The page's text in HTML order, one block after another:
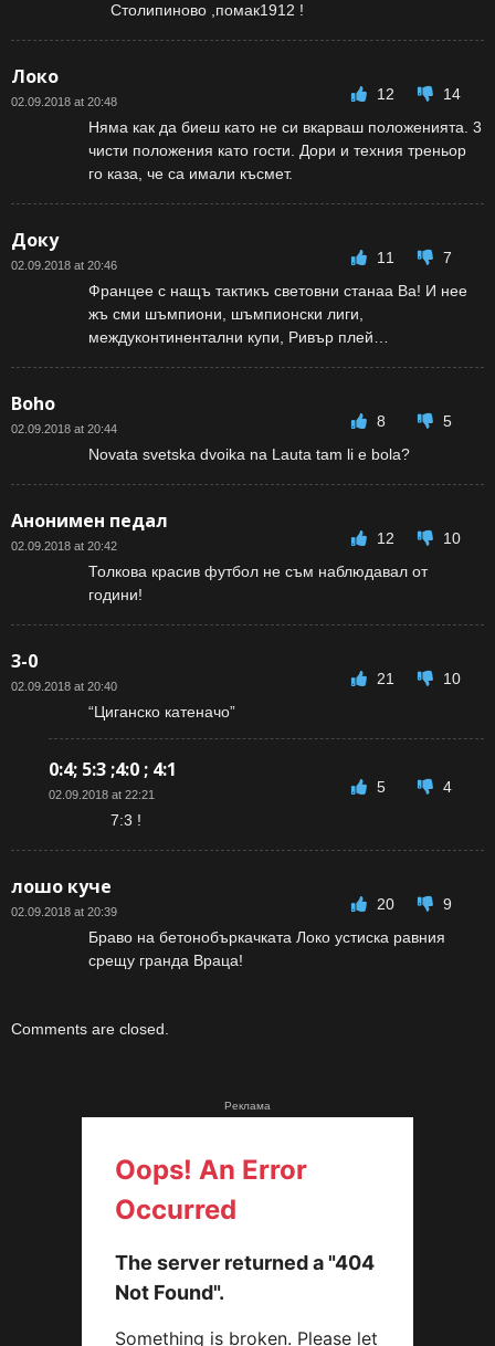
Столипиново ,помак1912 !
Локо
02.09.2018 at 20:48 12
14
Няма как да биеш като не си вкарваш положенията. 3
чисти положения като гости. Дори и техния треньор
го каза, че са имали късмет.
Доку
02.09.2018 at 20:46 11
7
Францее с нащъ тактикъ световни станаа Ва! И нее
жъ сми шъмпиони, шъмпионски лиги,
междуконтинентални купи, Ривър плей…
Boho
02.09.2018 at 20:44 8
5
Novata svetska dvoika na Lauta tam li e bola?
Анонимен педал
02.09.2018 at 20:42 12
10
Толкова красив футбол не съм наблюдавал от
години!
3-0
02.09.2018 at 20:40 21
10
“Циганско катеначо”
0:4; 5:3 ;4:0 ; 4:1
02.09.2018 at 22:21 5
4
7:3 !
лошо куче
02.09.2018 at 20:39 20
9
Браво на бетонобъркачката Локо устиска равния
срещу гранда Враца!
Comments are closed.
Реклама